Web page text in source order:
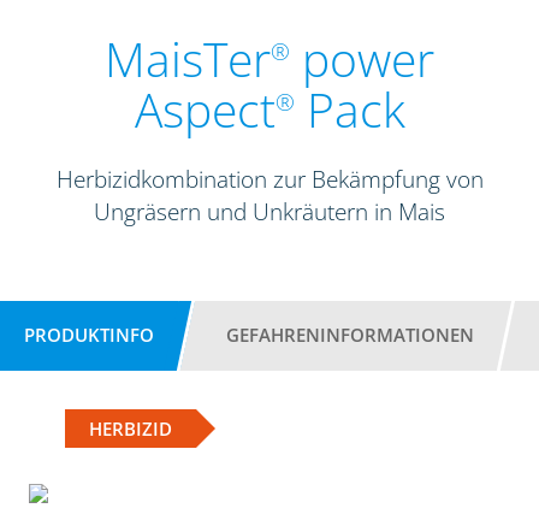
MaisTer® power
Aspect® Pack
Herbizidkombination zur Bekämpfung von
Ungräsern und Unkräutern in Mais
PRODUKTINFO GEFAHRENINFORMATIONEN
HERBIZID